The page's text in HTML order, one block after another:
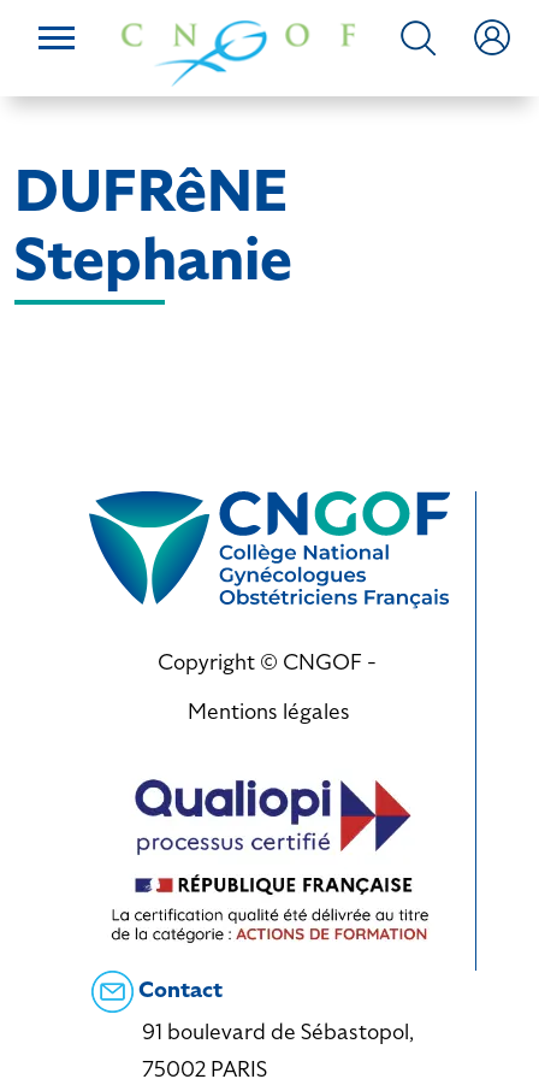
DUFRêNE
Stephanie
Copyright © CNGOF -
Mentions légales
Contact
91 boulevard de Sébastopol,
75002 PARIS